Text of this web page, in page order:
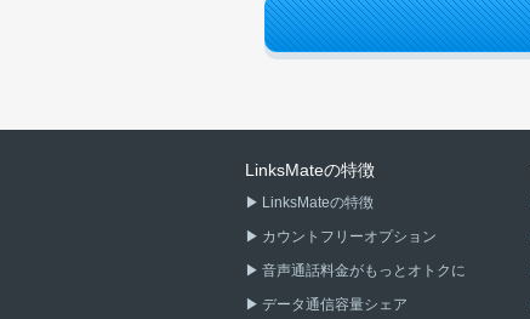
LinksMateの特徴
LinksMateの特徴
カウントフリーオプション
音声通話料金がもっとオトクに
データ通信容量シェア